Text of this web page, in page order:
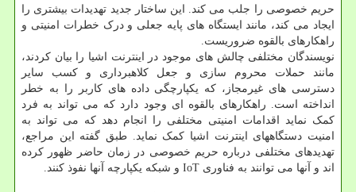
حریم خصوصی را جلب می کند. این ساختار جدید تهدیدات بیشتری را
ایجاد می کند، مانند ایستگاه های پایه جعلی و درک خطرات امنیتی و
راهکارهای بالقوه ضروریست.
نویسندگان مختلفی چالش های موجود در اینترنت اشیا را بیان کردند،
مانند حملات محروم سازی و جعل کلاهبرداری و کسب سایر
دسترسی های غیرمجاز، که یکپارچگی داده های کاربر را به خطر
انداخته است. راهکارهای بالقوه ای وجود دارد که می تواند به فرد
کمک نماید اقدامات امنیتی مختلفی را انجام دهد که می تواند به
امنیت دستگاههای اینترنت اشیا کمک نماید. طبق گفته این مراجع،
تهدیدهای مختلفی درباره حریم خصوصی در زمان حاضر ظهور کرده
اند و آنها می توانند به فناوری IoT و شبکه یکپارچه آنها نفوذ کنند.